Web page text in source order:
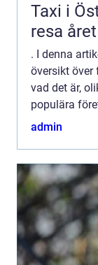
Taxi i Östersund
resa
. I denna
översikt
vad det är,
populära
mätningar
admin